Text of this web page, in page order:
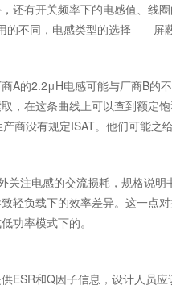
有开关频率下的电感值、线
的不同，电感类型的选择――屏
的2.2μH电感可能与厂商B的
，在这条曲线上可以查到额定
商没有规定ISAT。他们可能之
注电感的交流损耗，规格说明
轻负载下的效率差异。这一点
功率模式下的。
和Q因子信息，设计人员应